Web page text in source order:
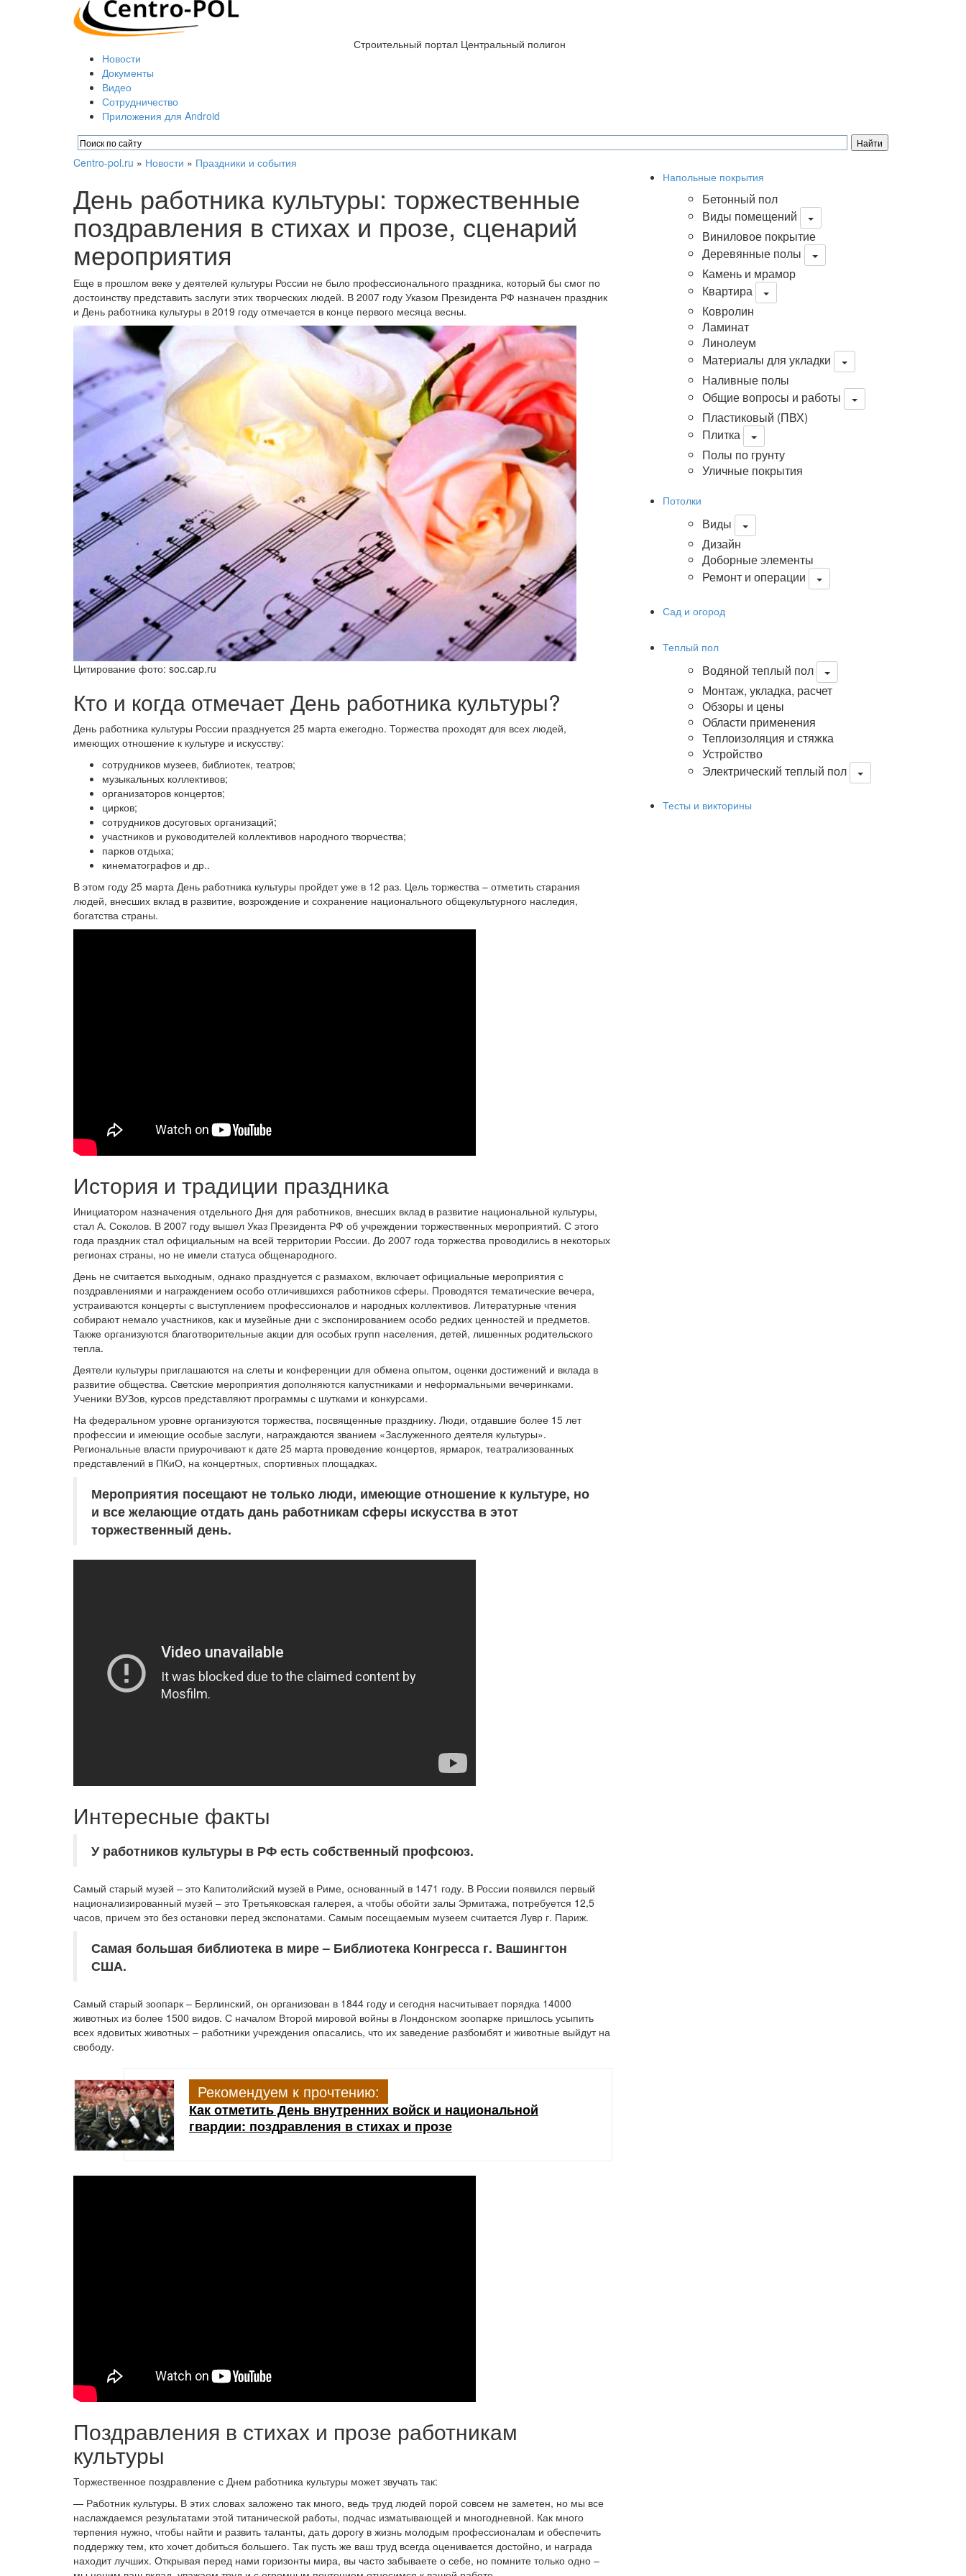
Строительный портал Центральный полигон
Новости
Документы
Видео
Сотрудничество
Приложения для Android
Centro-pol.ru » Новости » Праздники и события
День работника культуры: торжественные
поздравления в стихах и прозе, сценарий
мероприятия
Еще в прошлом веке у деятелей культуры России не было профессионального праздника, который бы смог по
достоинству представить заслуги этих творческих людей. В 2007 году Указом Президента РФ назначен праздник
и День работника культуры в 2019 году отмечается в конце первого месяца весны.
Цитирование фото: soc.cap.ru
Кто и когда отмечает День работника культуры?
День работника культуры России празднуется 25 марта ежегодно. Торжества проходят для всех людей,
имеющих отношение к культуре и искусству:
сотрудников музеев, библиотек, театров;
музыкальных коллективов;
организаторов концертов;
цирков;
сотрудников досуговых организаций;
участников и руководителей коллективов народного творчества;
парков отдыха;
кинематографов и др..
В этом году 25 марта День работника культуры пройдет уже в 12 раз. Цель торжества – отметить старания
людей, внесших вклад в развитие, возрождение и сохранение национального общекультурного наследия,
богатства страны.
История и традиции праздника
Инициатором назначения отдельного Дня для работников, внесших вклад в развитие национальной культуры,
стал А. Соколов. В 2007 году вышел Указ Президента РФ об учреждении торжественных мероприятий. С этого
года праздник стал официальным на всей территории России. До 2007 года торжества проводились в некоторых
регионах страны, но не имели статуса общенародного.
День не считается выходным, однако празднуется с размахом, включает официальные мероприятия с
поздравлениями и награждением особо отличившихся работников сферы. Проводятся тематические вечера,
устраиваются концерты с выступлением профессионалов и народных коллективов. Литературные чтения
собирают немало участников, как и музейные дни с экспонированием особо редких ценностей и предметов.
Также организуются благотворительные акции для особых групп населения, детей, лишенных родительского
тепла.
Деятели культуры приглашаются на слеты и конференции для обмена опытом, оценки достижений и вклада в
развитие общества. Светские мероприятия дополняются капустниками и неформальными вечеринками.
Ученики ВУЗов, курсов представляют программы с шутками и конкурсами.
На федеральном уровне организуются торжества, посвященные празднику. Люди, отдавшие более 15 лет
профессии и имеющие особые заслуги, награждаются званием «Заслуженного деятеля культуры».
Региональные власти приурочивают к дате 25 марта проведение концертов, ярмарок, театрализованных
представлений в ПКиО, на концертных, спортивных площадках.
Мероприятия посещают не только люди, имеющие отношение к культуре, но
и все желающие отдать дань работникам сферы искусства в этот
торжественный день.
Интересные факты
У работников культуры в РФ есть собственный профсоюз.
Самый старый музей – это Капитолийский музей в Риме, основанный в 1471 году. В России появился первый
национализированный музей – это Третьяковская галерея, а чтобы обойти залы Эрмитажа, потребуется 12,5
часов, причем это без остановки перед экспонатами. Самым посещаемым музеем считается Лувр г. Париж.
Самая большая библиотека в мире – Библиотека Конгресса г. Вашингтон
США.
Самый старый зоопарк – Берлинский, он организован в 1844 году и сегодня насчитывает порядка 14000
животных из более 1500 видов. С началом Второй мировой войны в Лондонском зоопарке пришлось усыпить
всех ядовитых животных – работники учреждения опасались, что их заведение разбомбят и животные выйдут на
свободу.
Рекомендуем к прочтению:
Как отметить День внутренних войск и национальной
гвардии: поздравления в стихах и прозе
Поздравления в стихах и прозе работникам
культуры
Торжественное поздравление с Днем работника культуры может звучать так:
— Работник культуры. В этих словах заложено так много, ведь труд людей порой совсем не заметен, но мы все
наслаждаемся результатами этой титанической работы, подчас изматывающей и многодневной. Как много
терпения нужно, чтобы найти и развить таланты, дать дорогу в жизнь молодым профессионалам и обеспечить
поддержку тем, кто хочет добиться большего. Так пусть же ваш труд всегда оценивается достойно, и награда
находит лучших. Открывая перед нами горизонты мира, вы часто забываете о себе, но помните только одно –
Напольные покрытия
Бетонный пол
Виды помещений
Виниловое покрытие
Деревянные полы
Камень и мрамор
Квартира
Ковролин
Ламинат
Линолеум
Материалы для укладки
Наливные полы
Общие вопросы и работы
Пластиковый (ПВХ)
Плитка
Полы по грунту
Уличные покрытия
Потолки
Виды
Дизайн
Доборные элементы
Ремонт и операции
Сад и огород
Теплый пол
Водяной теплый пол
Монтаж, укладка, расчет
Обзоры и цены
Области применения
Теплоизоляция и стяжка
Устройство
Электрический теплый пол
Тесты и викторины